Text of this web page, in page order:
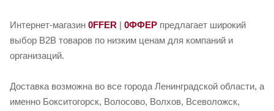
Интернет-магазин 0FFER | 0ФФЕР предлагает широкий
выбор B2B товаров по низким ценам для компаний и
организаций.
Доставка возможна во все города Ленинградской области, а
именно Бокситогорск, Волосово, Волхов, Всеволожск,